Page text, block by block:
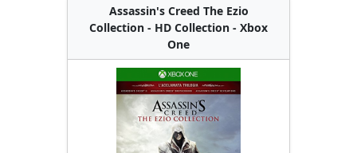
Assassin's Creed The Ezio
Collection - HD Collection - Xbox
One